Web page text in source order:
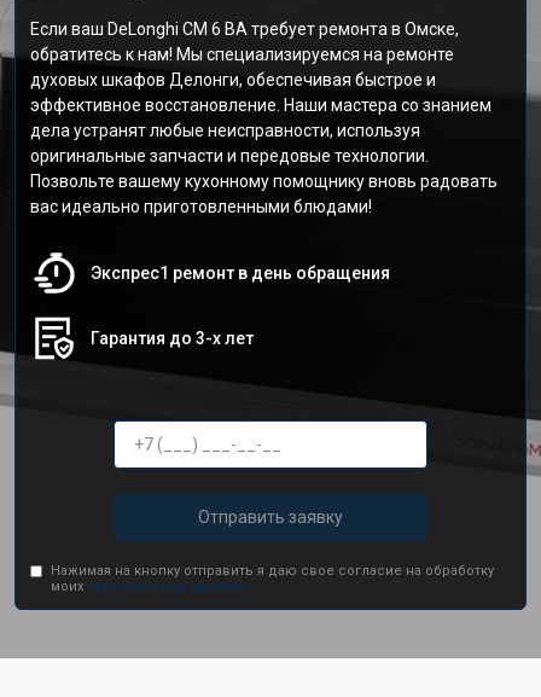
Если ваш DeLonghi CM 6 BA требует ремонта в Омске,
обратитесь к нам! Мы специализируемся на ремонте
духовых шкафов Делонги, обеспечивая быстрое и
эффективное восстановление. Наши мастера со знанием
дела устранят любые неисправности, используя
оригинальные запчасти и передовые технологии.
Позвольте вашему кухонному помощнику вновь радовать
вас идеально приготовленными блюдами!
Экспрес1 ремонт в день обращения
Гарантия до 3-х лет
Отправить заявку
Нажимая на кнопку отправить я даю свое согласие на обработку
моих персональных данных.